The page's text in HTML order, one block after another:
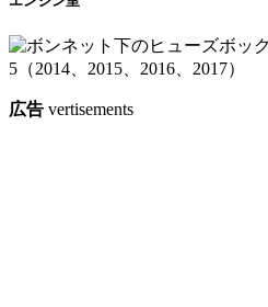
広告 vertisements